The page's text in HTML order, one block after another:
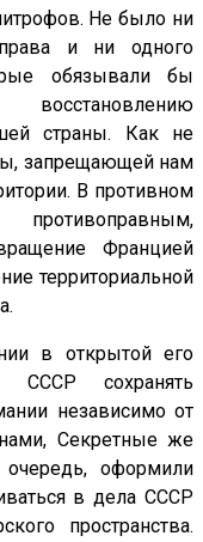
Не было ни
и ни одного
обязывали бы
восстановлению
страны. Как не
запрещающей нам
В противном
Францией
территориальной
в открытой его
СССР сохранять
независимо от
Секретные же
оформили
в дела СССР
пространства.